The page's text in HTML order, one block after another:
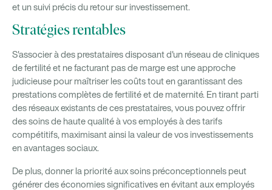
et un suivi précis du retour sur investissement.
Stratégies rentables
S'associer à des prestataires disposant d'un réseau de cliniques
de fertilité et ne facturant pas de marge est une approche
judicieuse pour maîtriser les coûts tout en garantissant des
prestations complètes de fertilité et de maternité. En tirant parti
des réseaux existants de ces prestataires, vous pouvez offrir
des soins de haute qualité à vos employés à des tarifs
compétitifs, maximisant ainsi la valeur de vos investissements
en avantages sociaux.
De plus, donner la priorité aux soins préconceptionnels peut
générer des économies significatives en évitant aux employés